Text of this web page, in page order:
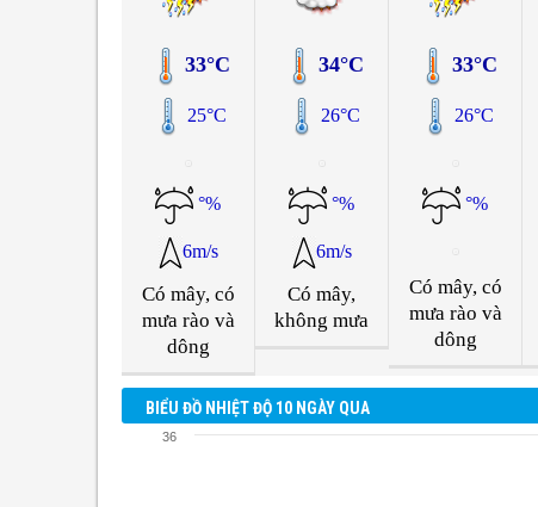
33°C
25°C
°%
6m/s
Có mây, có
mưa rào và
dông
34°C
26°C
°%
6m/s
Có mây,
không mưa
33°C
26°C
°%
Có mây, có
mưa rào và
dông
BIỂU ĐỒ NHIỆT ĐỘ 10 NGÀY QUA
36